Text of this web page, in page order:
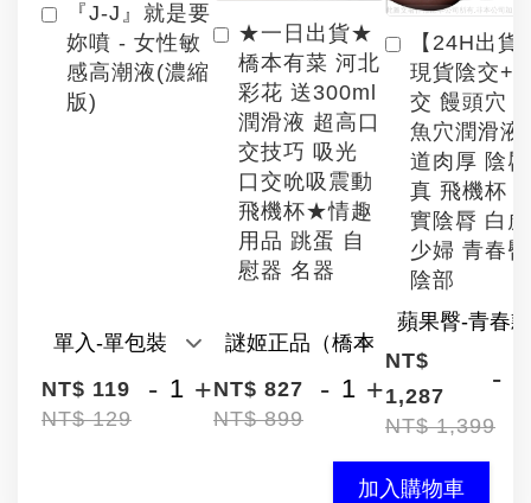
『J-J』就是要
妳噴 - 女性敏
感高潮液(濃縮
版)
NT$ 119
NT$ 129
- +
★一日出貨★
橋本有菜 河北
彩花 送300ml
潤滑液 超高口
交技巧 吸光
口交吮吸震動
飛機杯★情趣
用品 跳蛋 自
慰器 名器
NT$ 827
NT$ 899
- +
【24H出貨
現貨陰交+
交 饅頭穴
魚穴潤滑液
道肉厚 陰
真 飛機杯
實陰脣 白
少婦 青春臀
陰部
NT$
1,287
NT$ 1,399
-
加入購物車